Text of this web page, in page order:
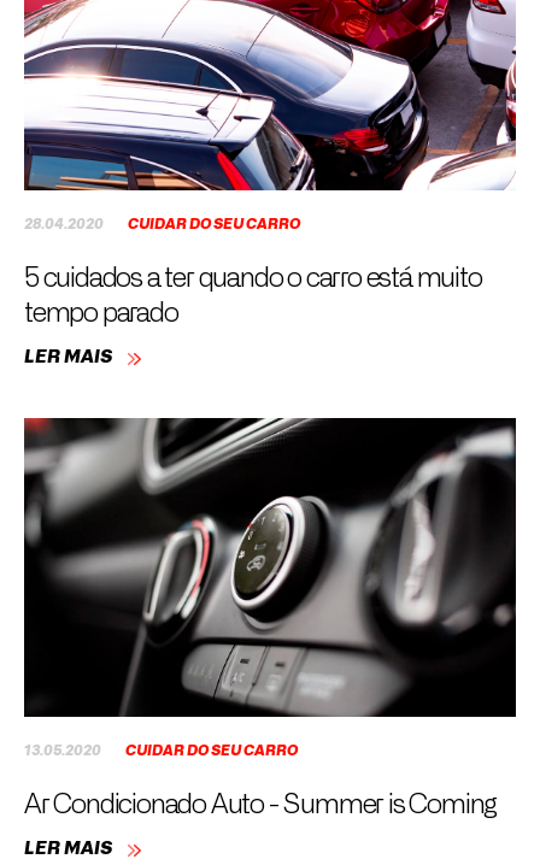
28.04.2020 CUIDAR DO SEU CARRO
5 cuidados a ter quando o carro está muito
tempo parado
LER MAIS
13.05.2020 CUIDAR DO SEU CARRO
Ar Condicionado Auto - Summer is Coming
LER MAIS